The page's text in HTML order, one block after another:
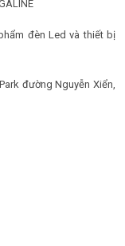
đèn Led và thiết bị
đường Nguyễn Xiển,